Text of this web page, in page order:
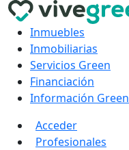
Inmuebles
Inmobiliarias
Servicios Green
Financiación
Información Green
Acceder
Profesionales